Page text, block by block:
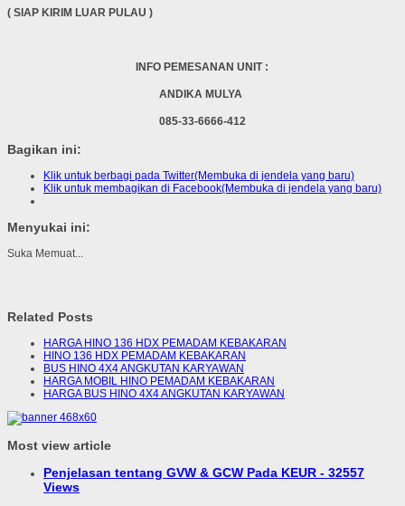
( SIAP KIRIM LUAR PULAU )
INFO PEMESANAN UNIT :
ANDIKA MULYA
085-33-6666-412
Bagikan ini:
Klik untuk berbagi pada Twitter(Membuka di jendela yang baru)
Klik untuk membagikan di Facebook(Membuka di jendela yang baru)
Menyukai ini:
Suka Memuat...
Related Posts
HARGA HINO 136 HDX PEMADAM KEBAKARAN
HINO 136 HDX PEMADAM KEBAKARAN
BUS HINO 4X4 ANGKUTAN KARYAWAN
HARGA MOBIL HINO PEMADAM KEBAKARAN
HARGA BUS HINO 4X4 ANGKUTAN KARYAWAN
Most view article
Penjelasan tentang GVW & GCW Pada KEUR - 32557
Views